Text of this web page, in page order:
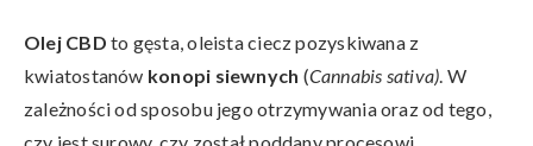
Olej CBD to gęsta, oleista ciecz pozyskiwana z
kwiatostanów konopi siewnych (Cannabis sativa). W
zależności od sposobu jego otrzymywania oraz od tego,